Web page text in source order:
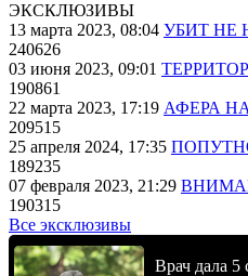
ЭКСКЛЮЗИВЫ
13 марта 2023, 08:04 УБИТ НЕ
240626
03 июня 2023, 09:01
190861
22 марта 2023, 17:19 АФЕРА
209515
25 апреля 2024, 17:35
189235
07 февраля 2023, 21:29
190315
Все эксклюзивы
Врач дала 5